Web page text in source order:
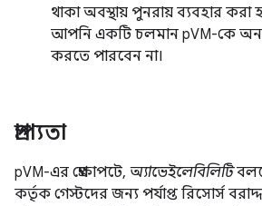
থাকা অবস্থায় পুনরায় ব্যবহার করা
আপনি একটি চলমান pVM-কে অন্য
করতে পারবেন না।
প্রাপ্যতা
pVM-এর প্রেক্ষাপটে, অ্যাভেইলেবিলিটি
কর্তৃক গেস্টদের জন্য পর্যাপ্ত রিসোর্স